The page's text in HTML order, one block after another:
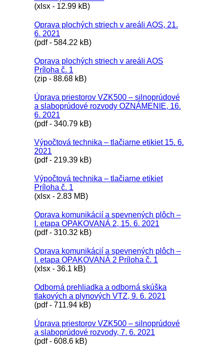
(xlsx - 12.99 kB)
Oprava plochých striech v areáli AOS, 21.
6. 2021
(pdf - 584.22 kB)
Oprava plochých striech v areáli AOS
Príloha č. 1
(zip - 88.68 kB)
Úprava priestorov VZK500 – silnoprúdové
a slaboprúdové rozvody OZNÁMENIE, 16.
6. 2021
(pdf - 340.79 kB)
Výpočtová technika – tlačiarne etikiet 15. 6.
2021
(pdf - 219.39 kB)
Výpočtová technika – tlačiarne etikiet
Príloha č. 1
(xlsx - 2.83 MB)
Oprava komunikácií a spevnených plôch –
I. etapa OPAKOVANÁ 2, 15. 6. 2021
(pdf - 310.32 kB)
Oprava komunikácií a spevnených plôch –
I. etapa OPAKOVANÁ 2 Príloha č. 1
(xlsx - 36.1 kB)
Odborná prehliadka a odborná skúška
tlakových a plynových VTZ, 9. 6. 2021
(pdf - 711.94 kB)
Úprava priestorov VZK500 – silnoprúdové
a slaboprúdové rozvody, 7. 6. 2021
(pdf - 608.6 kB)